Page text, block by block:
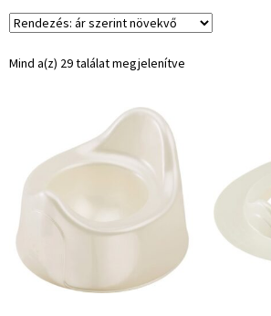
Mind a(z) 29 találat megjelenítve